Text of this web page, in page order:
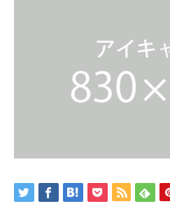
AGAスキンクリニック名古屋院
投稿一覧ページ